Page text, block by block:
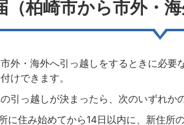
（柏崎市から市外・海
外・海外へ引っ越しをするときに必要
けできます。
引っ越しが決まったら、次のいずれか
に住み始めてから14日以内に、新住所